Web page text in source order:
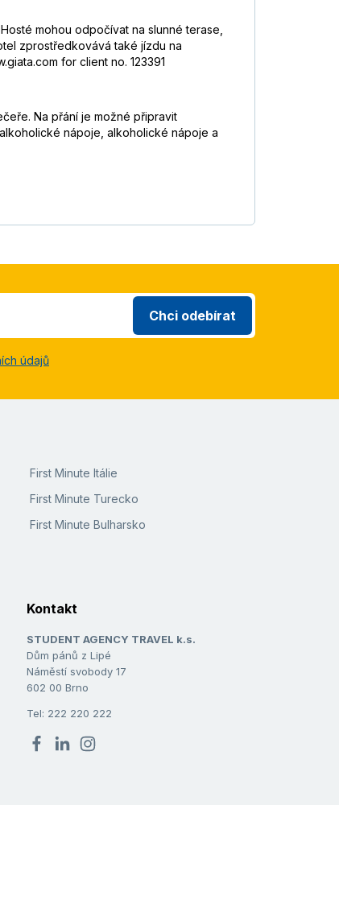
mohou odpočívat na slunné terase,
zprostředkovává také jízdu na
for client no. 123391
Na přání je možné připravit
nápoje, alkoholické nápoje a
Chci odebírat
údajů
First Minute Itálie
First Minute Turecko
First Minute Bulharsko
Kontakt
STUDENT AGENCY TRAVEL k.s.
Dům pánů z Lipé
Náměstí svobody 17
602 00 Brno
Tel: 222 220 222